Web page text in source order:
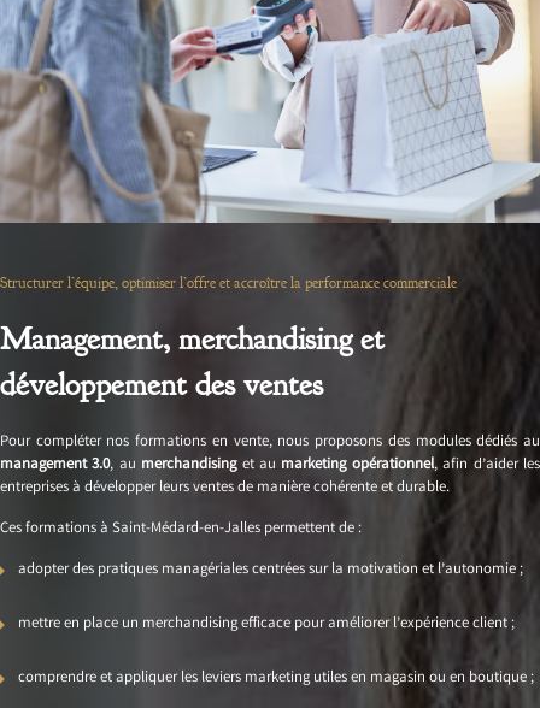
Structurer l’équipe, optimiser l’offre et accroître la performance commerciale
Management, merchandising et
développement des ventes
Pour compléter nos formations en vente, nous proposons des modules dédiés au
management 3.0, au merchandisinget au marketing opérationnel, afin d’aider les
entreprises à développer leurs ventes de manière cohérente et durable.
Ces formations à Saint-Médard-en-Jalles permettent de :
adopter des pratiques managériales centrées sur la motivation et l’autonomie ;
mettre en place un merchandising efficace pour améliorer l’expérience client ;
comprendre et appliquer les leviers marketing utiles en magasin ou en boutique ;